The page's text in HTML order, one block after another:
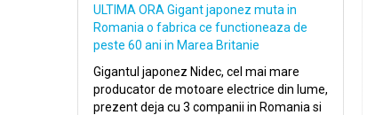
ULTIMA ORA Gigant japonez muta in
Romania o fabrica ce functioneaza de
peste 60 ani in Marea Britanie
Gigantul japonez Nidec, cel mai mare
producator de motoare electrice din lume,
prezent deja cu 3 companii in Romania si